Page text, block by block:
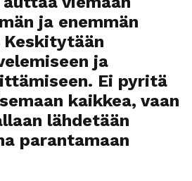
ja enemmän
Keskitytään
ja
Ei pyritä
kaikkea, vaan
lähdetään
parantamaan